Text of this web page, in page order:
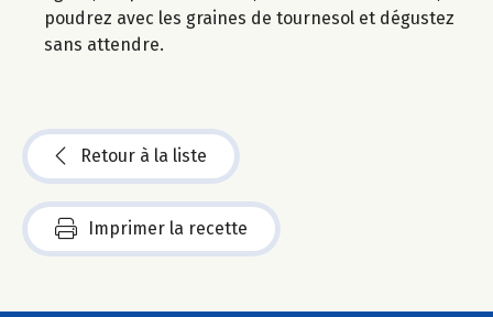
poudrez avec les graines de tournesol et dégustez
sans attendre.
Retour à la liste
Imprimer la recette